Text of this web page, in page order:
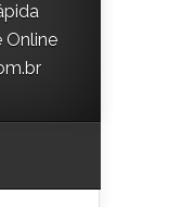
Online